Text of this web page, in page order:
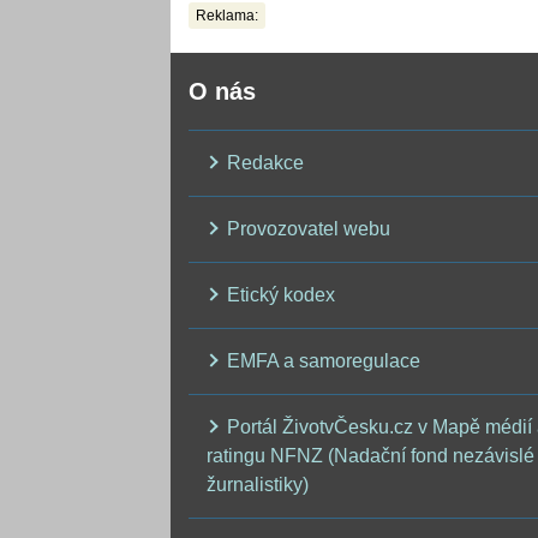
Reklama:
O nás
Redakce
Provozovatel webu
Etický kodex
EMFA a samoregulace
Portál ŽivotvČesku.cz v Mapě médií
ratingu NFNZ (Nadační fond nezávislé
žurnalistiky)